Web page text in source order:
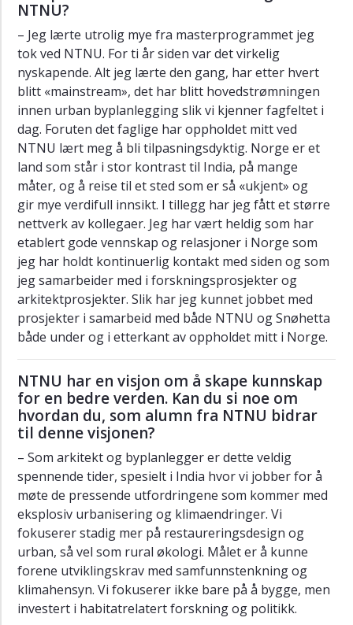
Amritha
Eivind
Fjeldstad
Anna
Sara
Fjeld
Biraj
Singh
Thapa
Guri
Melby
Hans
Erik
Eidem
Silje
Strøm
Solberg
Malin
Friman
Øyvind
Storesund
Hetland
Yngvild
Egenes
Fredrik
Mordal
Hessen
Ryttervoll
NTNU?
– Jeg lærte utrolig mye fra masterprogrammet jeg
tok ved NTNU. For ti år siden var det virkelig
nyskapende. Alt jeg lærte den gang, har etter hvert
blitt «mainstream», det har blitt hovedstrømningen
innen urban byplanlegging slik vi kjenner fagfeltet i
dag. Foruten det faglige har oppholdet mitt ved
NTNU lært meg å bli tilpasningsdyktig. Norge er et
land som står i stor kontrast til India, på mange
måter, og å reise til et sted som er så «ukjent» og
gir mye verdifull innsikt. I tillegg har jeg fått et større
nettverk av kollegaer. Jeg har vært heldig som har
etablert gode vennskap og relasjoner i Norge som
jeg har holdt kontinuerlig kontakt med siden og som
jeg samarbeider med i forskningsprosjekter og
arkitektprosjekter. Slik har jeg kunnet jobbet med
prosjekter i samarbeid med både NTNU og Snøhetta
både under og i etterkant av oppholdet mitt i Norge.
NTNU har en visjon om å skape kunnskap
for en bedre verden. Kan du si noe om
hvordan du, som alumn fra NTNU bidrar
til denne visjonen?
– Som arkitekt og byplanlegger er dette veldig
spennende tider, spesielt i India hvor vi jobber for å
møte de pressende utfordringene som kommer med
eksplosiv urbanisering og klimaendringer. Vi
fokuserer stadig mer på restaureringsdesign og
urban, så vel som rural økologi. Målet er å kunne
forene utviklingskrav med samfunnstenkning og
klimahensyn. Vi fokuserer ikke bare på å bygge, men
investert i habitatrelatert forskning og politikk.